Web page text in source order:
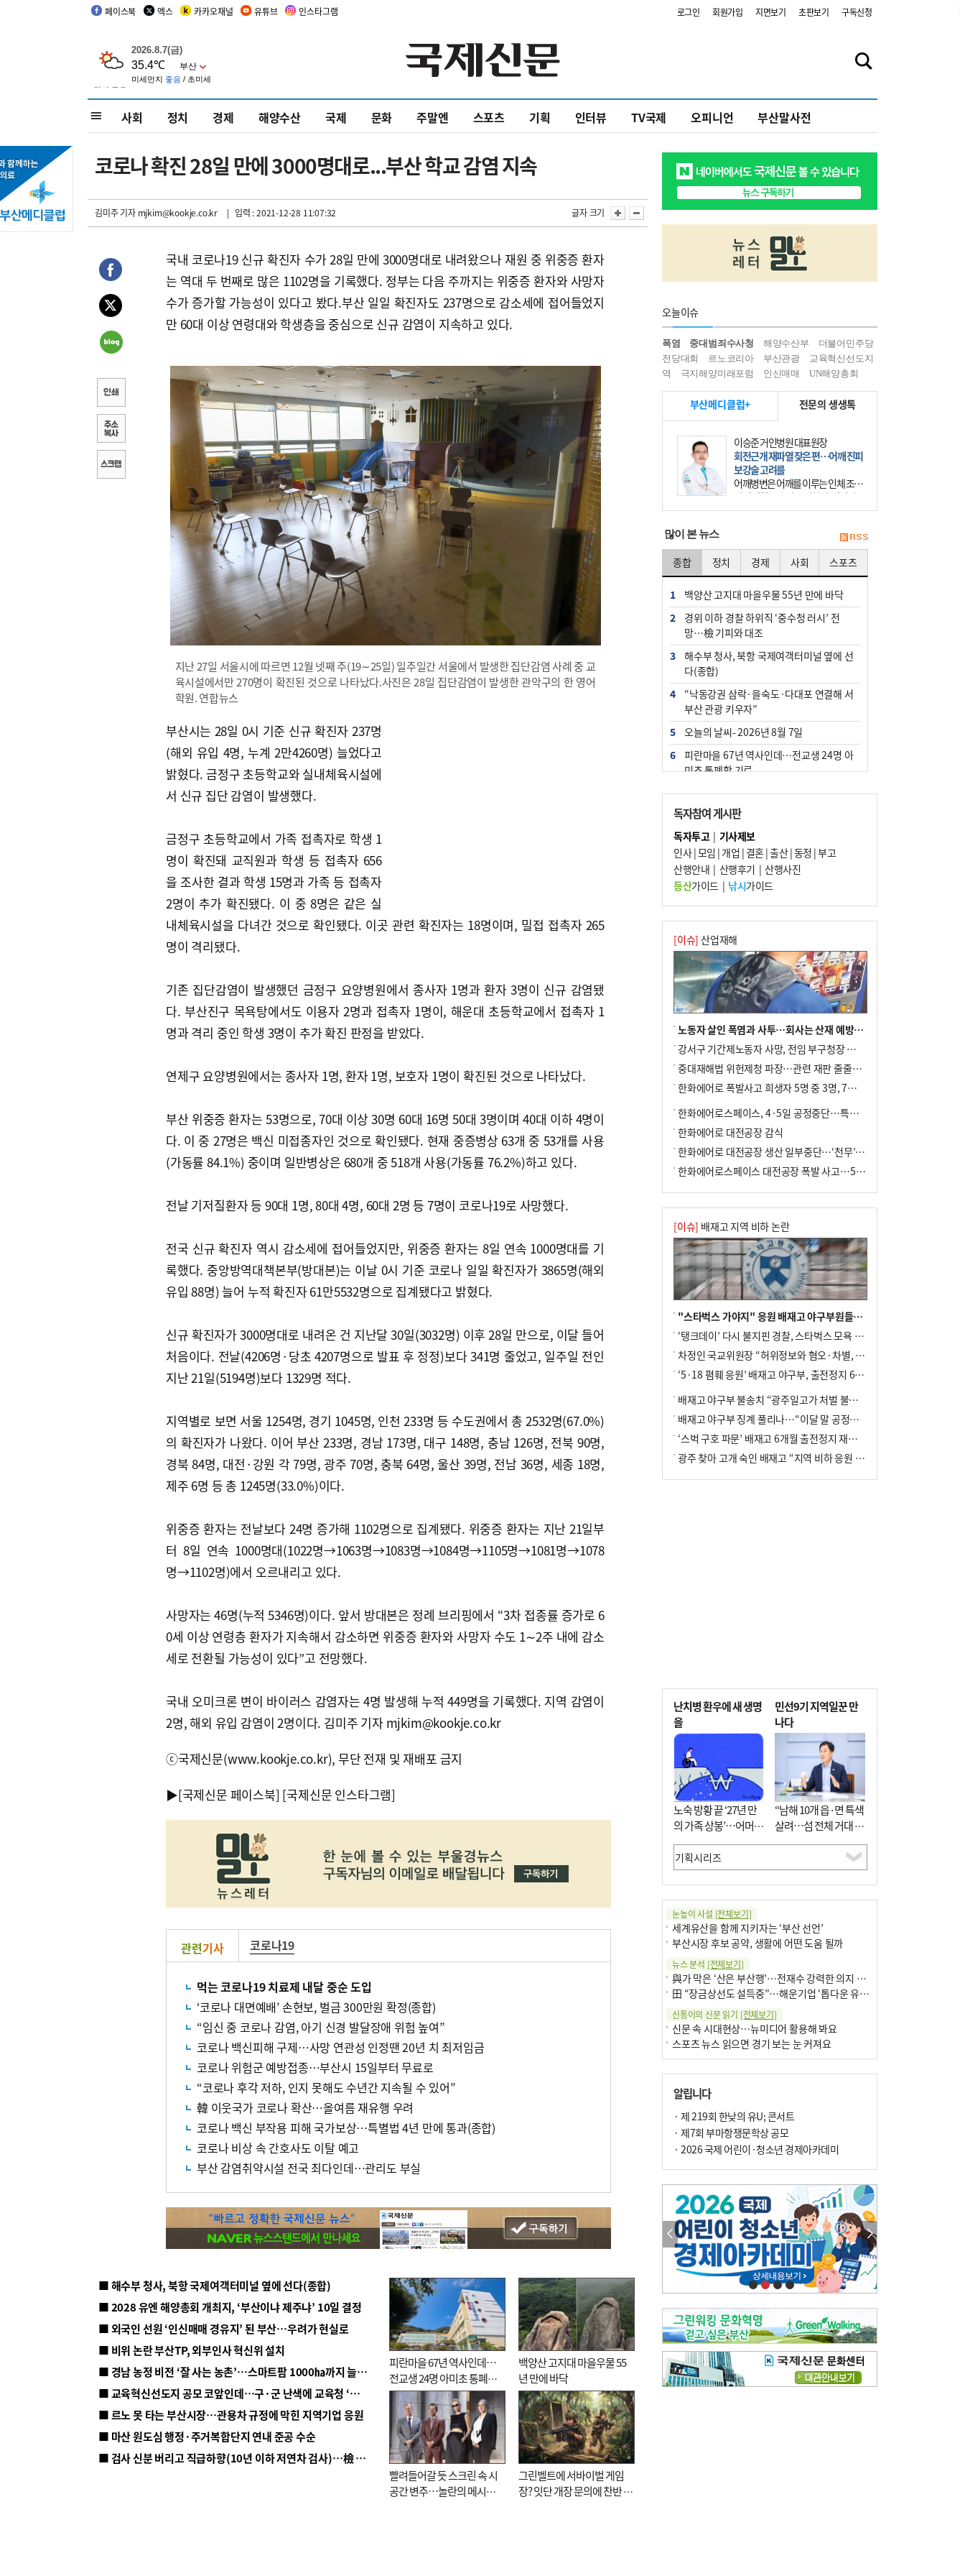
페이스북 엑스 카카오채널 유튜브 인스타그램 로그인 회원가입 지면보기 초판보기 구독신청
사회 정치 경제 해양수산 국제 문화 주말엔 스포츠 기획 인터뷰 TV국제 오피니언 부산말사전
코로나 확진 28일 만에 3000명대로...부산 학교 감염 지속
김미주 기자mjkim@kookje.co.kr | 입력 : 2021-12-28 11:07:32 글자 크기
국내 코로나19 신규 확진자 수가 28일 만에 3000명대로 내려왔으나 재원 중 위중증 환자
는 역대 두 번째로 많은 1102명을 기록했다. 정부는 다음 주까지는 위중증 환자와 사망자
수가 증가할 가능성이 있다고 봤다.부산 일일 확진자도 237명으로 감소세에 접어들었지
만 60대 이상 연령대와 학생층을 중심으로 신규 감염이 지속하고 있다.
지난 27일 서울시에 따르면 12월 넷째 주(19∼25일) 일주일간 서울에서 발생한 집단감염 사례 중 교
육시설에서만 270명이 확진된 것으로 나타났다.사진은 28일 집단감염이 발생한 관악구의 한 영어
학원. 연합뉴스
부산시는 28일 0시 기준 신규 확진자 237명
(해외 유입 4명, 누계 2만4260명) 늘었다고
밝혔다. 금정구 초등학교와 실내체육시설에
서 신규 집단 감염이 발생했다.
금정구 초등학교에서 가족 접촉자로 학생 1
명이 확진돼 교직원과 학생 등 접촉자 656
을 조사한 결과 학생 15명과 가족 등 접촉자
2명이 추가 확진됐다. 이 중 8명은 같은 실
내체육시설을 다녀간 것으로 확인됐다. 이곳 관련 확진자는 18명이며, 밀접 접촉자 265
명이 격리됐다.
기존 집단감염이 발생했던 금정구 요양병원에서 종사자 1명과 환자 3명이 신규 감염됐
다. 부산진구 목욕탕에서도 이용자 2명과 접촉자 1명이, 해운대 초등학교에서 접촉자 1
명과 격리 중인 학생 3명이 추가 확진 판정을 받았다.
연제구 요양병원에서는 종사자 1명, 환자 1명, 보호자 1명이 확진된 것으로 나타났다.
부산 위중증 환자는 53명으로, 70대 이상 30명 60대 16명 50대 3명이며 40대 이하 4명이
다. 이 중 27명은 백신 미접종자인 것으로 확인됐다. 현재 중증병상 63개 중 53개를 사용
(가동률 84.1%) 중이며 일반병상은 680개 중 518개 사용(가동률 76.2%)하고 있다.
전날 기저질환자 등 90대 1명, 80대 4명, 60대 2명 등 7명이 코로나19로 사망했다.
전국 신규 확진자 역시 감소세에 접어들었지만, 위중증 환자는 8일 연속 1000명대를 기
록했다. 중앙방역대책본부(방대본)는 이날 0시 기준 코로나 일일 확진자가 3865명(해외
유입 88명) 늘어 누적 확진자 61만5532명으로 집계됐다고 밝혔다.
신규 확진자가 3000명대로 내려온 건 지난달 30일(3032명) 이후 28일 만으로, 이달 들어
처음이다. 전날(4206명·당초 4207명으로 발표 후 정정)보다 341명 줄었고, 일주일 전인
지난 21일(5194명)보다 1329명 적다.
지역별로 보면 서울 1254명, 경기 1045명, 인천 233명 등 수도권에서 총 2532명(67.0%)
의 확진자가 나왔다. 이어 부산 233명, 경남 173명, 대구 148명, 충남 126명, 전북 90명,
경북 84명, 대전·강원 각 79명, 광주 70명, 충북 64명, 울산 39명, 전남 36명, 세종 18명,
제주 6명 등 총 1245명(33.0%)이다.
위중증 환자는 전날보다 24명 증가해 1102명으로 집계됐다. 위중증 환자는 지난 21일부
터 8일 연속 1000명대(1022명→1063명→1083명→1084명→1105명→1081명→1078
명→1102명)에서 오르내리고 있다.
사망자는 46명(누적 5346명)이다. 앞서 방대본은 정례 브리핑에서 “3차 접종률 증가로 6
0세 이상 연령층 환자가 지속해서 감소하면 위중증 환자와 사망자 수도 1∼2주 내에 감소
세로 전환될 가능성이 있다”고 전망했다.
국내 오미크론 변이 바이러스 감염자는 4명 발생해 누적 449명을 기록했다. 지역 감염이
2명, 해외 유입 감염이 2명이다. 김미주 기자 mjkim@kookje.co.kr
ⓒ국제신문(www.kookje.co.kr), 무단 전재 및 재배포 금지
▶[국제신문 페이스북] [국제신문 인스타그램]
관련기사 코로나19
먹는 코로나19 치료제 내달 중순 도입
‘코로나 대면예배’ 손현보, 벌금 300만원 확정(종합)
“임신 중 코로나 감염, 아기 신경 발달장애 위험 높여”
코로나 백신피해 구제…사망 연관성 인정땐 20년 치 최저임금
코로나 위험군 예방접종…부산시 15일부터 무료로
“코로나 후각 저하, 인지 못해도 수년간 지속될 수 있어”
韓 이웃국가 코로나 확산…올여름 재유행 우려
코로나 백신 부작용 피해 국가보상…특별법 4년 만에 통과(종합)
코로나 비상 속 간호사도 이탈 예고
부산 감염취약시설 전국 최다인데…관리도 부실
■ 해수부 청사, 북항 국제여객터미널 옆에 선다(종합)
■ 2028 유엔 해양총회 개최지, ‘부산이냐 제주냐’ 10일 결정
■ 외국인 선원 ‘인신매매 경유지’ 된 부산…우려가 현실로
■ 비위 논란 부산TP, 외부인사 혁신위 설치
■ 경남 농정 비전 ‘잘 사는 농촌’…스마트팜 1000㏊까지 늘린다
■ 교육혁신선도지 공모 코앞인데…구·군 난색에 교육청 ‘쩔쩔’
■ 르노 못 타는 부산시장…관용차 규정에 막힌 지역기업 응원
■ 마산 원도심 행정·주거복합단지 연내 준공 수순
■ 검사 신분 버리고 직급하향(10년 이하 저연차 검사)…檢 중수청행 기피
피란마을 67년 역사인데…
전교생 24명 아미초 통폐합
기로
백양산 고지대 마을우물 55
년 만에 바닥
빨려들어갈 듯 스크린 속 시
공간 변주…놀란의 메시지
그린벨트에 서바이벌 게임
장? 잇단 개장 문의에 찬반 논
오늘이슈
폭염 중대범죄수사청 해양수산부
더불어민주당
전당대회
르노코리아 부산관광
교육혁신선도지
역
극지해양미래포럼 인신매매 UN해양총회
부산메디클럽+ 전문의 생생톡
이승준 거인병원 대표원장
회전근개 재파열 잦은 편…어깨 진피
보강술 고려를
어깨병변은 어깨를 이루는 인체 조직
에 발생하는 손상을 말한다. 여기에
는 오십견과 회전근개 증후군, 어깨
많이 본 뉴스
종합 정치 경제 사회 스포츠
1
백양산 고지대 마을우물 55년 만에 바닥
2
경위 이하 경찰 하위직 ‘중수청 러시’ 전
망…檢 기피와 대조
3
해수부 청사, 북항 국제여객터미널 옆에 선
다(종합)
4
“낙동강권 삼락·을숙도·다대포 연결해 서
부산 관광 키우자”
5
오늘의 날씨- 2026년 8월 7일
6
피란마을 67년 역사인데…전교생 24명 아
미초 통폐합 기로
7
[사설] 해수부 신청사 북항으로 확정, 해양
수도 도약의 전환점
8
부울경 주말부터 비소식…‘극한 폭염’ 한풀
꺾일 듯
9
외국인 선원 ‘인신매매 경유지’ 된 부산…
우려가 현실로
10 르노 못 타는 부산시장…관용차 규정에 막
힌 지역기업 응원
독자참여 게시판
독자투고| 기사제보
인사|모임 | 개업 | 결혼|출산|동정 |부고
산행안내 | 산행후기 | 산행사진
등산가이드| 낚시가이드
[이슈] 산업재해
노동자 살인 폭염과 사투…회사는 산재 예방·전기료 절감 전력
강서구 기간제노동자 사망, 전임 부구청장 檢 송치
중대재해법 위헌제청 파장…관련 재판 줄줄이 브레이크
한화에어로 폭발사고 희생자 5명 중 3명, 7일 영면
한화에어로스페이스, 4·5일 공정중단…특별 안전점검
한화에어로 대전공장 감식
한화에어로 대전공장 생산 일부중단…‘천무’ 수출 비상
한화에어로스페이스 대전공장 폭발 사고…5명 사망·2명 부상(종합)
[이슈] 배재고 지역 비하 논란
"스타벅스 가야지" 응원 배재고 야구부원들, 학교서 징계 처분
‘탱크데이’ 다시 불지핀 경찰, 스타벅스 모욕 혐의 압수수색
차정인 국교위원장 “허위정보와 혐오·차별, 학교 교실까지 유입"
‘5·18 폄훼 응원’ 배재고 야구부, 출전정지 6개월→1개월 감경
배재고 야구부 불송치 “광주일고가 처벌 불원 의사 표해”
배재고 야구부 징계 풀리나…“이달 말 공정위서 재심의”
‘스벅 구호 파문’ 배재고 6개월 출전정지 재심 신청키로
광주 찾아 고개 숙인 배재고 “지역 비하 응원 잘못”(종합)
난치병 환우에 새 생명
을
노숙 방황 끝 ‘27년 만
의 가족 상봉’…어머니
와 행복 꿈꿔
민선9기 지역일꾼 만
나다
“남해 10개 읍·면 특색
살려…섬 전체 거대 정
원으로 조성”
눈높이 사설 [전체보기]
세계유산을 함께 지키자는 ‘부산 선언’
부산시장 후보 공약, 생활에 어떤 도움 될까
뉴스 분석 [전체보기]
與가 막은 ‘산은 부산행’…전재수 강력한 의지 표명 없인 공염불
田 “장금상선도 설득중”…해운기업 ‘톱다운 유치전’ 가속
신통이의 신문 읽기 [전체보기]
신문 속 시대현상…뉴미디어 활용해 봐요
스포츠 뉴스 읽으면 경기 보는 눈 커져요
구·군 승진 축하화분 관행 없애자니 소상공인 울상
팩트체크[전체보기]
의령 한우산 털중나리
한 손 뉴스[전체보기]
시민이 개발한 폭염 대응 앱 ‘그늘로’ 길안내 지도 등 인기
골목 맛집 발굴 고메 셀렉션…부산시, 페스티벌 시월 연계
오늘의 날씨-[전체보기]
오늘의 날씨- 2026년 8월 7일
오늘의 날씨- 2026년 8월 6일
우리 결혼해요-[전체보기]
우리 결혼해요- 김홍윤·정세빈 커플
알립니다
· 제 219회 한낮의 유U; 콘서트
· 제7회 부마항쟁문학상 공모
· 2026 국제 어린이·청소년 경제아카데미